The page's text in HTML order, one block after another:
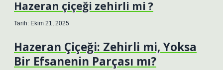
Hazeran çiçeği zehirli mi ?
Tarih: Ekim 21, 2025
Hazeran Çiçeği: Zehirli mi, Yoksa
Bir Efsanenin Parçası mı?